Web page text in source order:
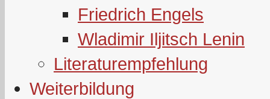
Friedrich Engels
Wladimir Iljitsch Lenin
Literaturempfehlung
Weiterbildung